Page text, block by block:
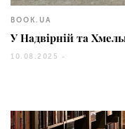
BOOK.UA
У Надвірній та
10.08.2025 -